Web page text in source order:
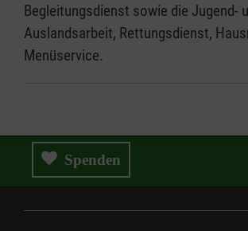
Begleitungsdienst sowie die Jugend-
Auslandsarbeit, Rettungsdienst,
Menüservice.
Spenden